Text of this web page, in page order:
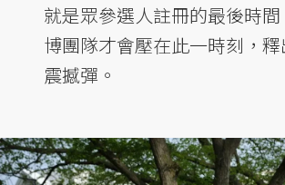
就是眾參選人註冊的最後時
博團隊才會壓在此一時刻，
震撼彈。